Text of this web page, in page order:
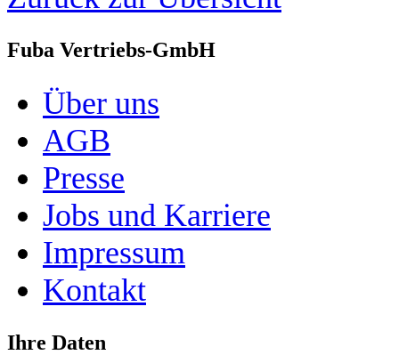
Fuba Vertriebs-GmbH
Über uns
AGB
Presse
Jobs und Karriere
Impressum
Kontakt
Ihre Daten